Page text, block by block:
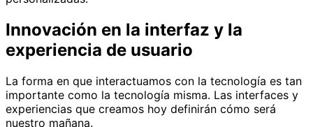
Innovación en la interfaz y la
experiencia de usuario
La forma en que interactuamos con la tecnología es tan
importante como la tecnología misma. Las interfaces y
experiencias que creamos hoy definirán cómo será
nuestro mañana.